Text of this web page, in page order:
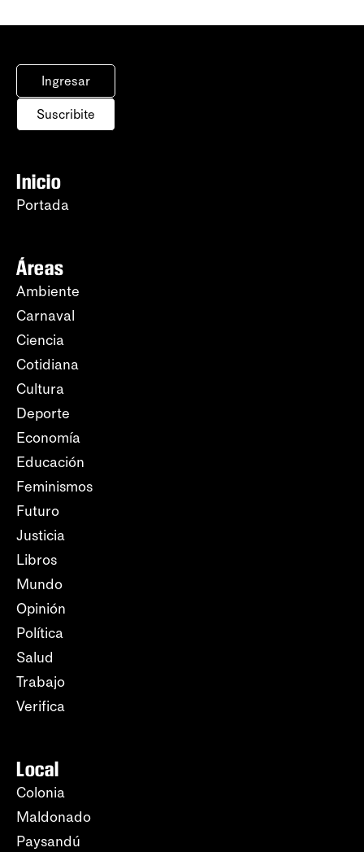
Ingresar
Suscribite
Inicio
Portada
Áreas
Ambiente
Carnaval
Ciencia
Cotidiana
Cultura
Deporte
Economía
Educación
Feminismos
Futuro
Justicia
Libros
Mundo
Opinión
Política
Salud
Trabajo
Verifica
Local
Colonia
Maldonado
Paysandú